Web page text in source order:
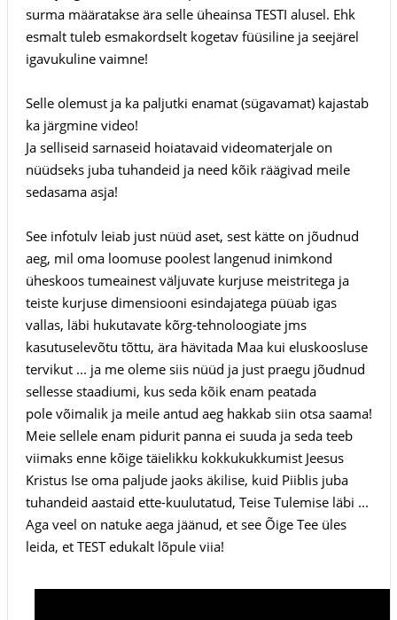
surma määratakse ära selle üheainsa TESTI alusel. Ehk
esmalt tuleb esmakordselt kogetav füüsiline ja seejärel
igavukuline vaimne!
Selle olemust ja ka paljutki enamat (sügavamat) kajastab
ka järgmine video!
Ja selliseid sarnaseid hoiatavaid videomaterjale on
nüüdseks juba tuhandeid ja need kõik räägivad meile
sedasama asja!
See infotulv leiab just nüüd aset, sest kätte on jõudnud
aeg, mil oma loomuse poolest langenud inimkond
üheskoos tumeainest väljuvate kurjuse meistritega ja
teiste kurjuse dimensiooni esindajatega püüab igas
vallas, läbi hukutavate kõrg-tehnoloogiate jms
kasutuselevõtu tõttu, ära hävitada Maa kui eluskoosluse
tervikut ... ja me oleme siis nüüd ja just praegu jõudnud
sellesse staadiumi, kus seda kõik enam peatada
pole võimalik ja meile antud aeg hakkab siin otsa saama!
Meie sellele enam pidurit panna ei suuda ja seda teeb
viimaks enne kõige täielikku kokkukukkumist Jeesus
Kristus Ise oma paljude jaoks äkilise, kuid Piiblis juba
tuhandeid aastaid ette-kuulutatud, Teise Tulemise läbi ...
Aga veel on natuke aega jäänud, et see Õige Tee üles
leida, et TEST edukalt lõpule viia!